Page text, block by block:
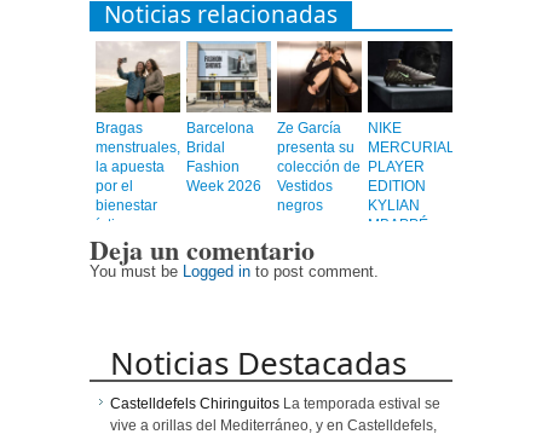
Noticias relacionadas
Bragas
menstruales,
la apuesta
por el
bienestar
íntimo
Barcelona
Bridal
Fashion
Week 2026
Ze García
presenta su
colección de
Vestidos
negros
NIKE
MERCURIAL
PLAYER
EDITION
KYLIAN
MBAPPÉ
Deja un comentario
You must be Logged in to post comment.
Noticias Destacadas
Castelldefels Chiringuitos La temporada estival se
vive a orillas del Mediterráneo, y en Castelldefels,